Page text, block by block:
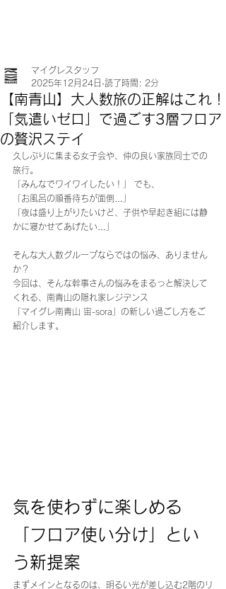
【南青山】大人数旅の正解はこれ！
「気遣いゼロ」で過ごす3層フロア
の贅沢ステイ
マイグレスタッフ
2025年12月24日 読了時間: 2分
久しぶりに集まる女子会や、仲の良い家族同士での
旅行。
「みんなでワイワイしたい！」 でも、
「お風呂の順番待ちが面倒…」
「夜は盛り上がりたいけど、子供や早起き組には静
かに寝かせてあげたい…」
そんな大人数グループならではの悩み、ありません
か？
今回は、そんな幹事さんの悩みをまるっと解決して
くれる、南青山の隠れ家レジデンス
「マイグレ南青山 宙-sora」の新しい過ごし方をご
紹介します。
気を使わずに楽しめる
「フロア使い分け」とい
う新提案
まずメインとなるのは、明るい光が差し込む2階のリ